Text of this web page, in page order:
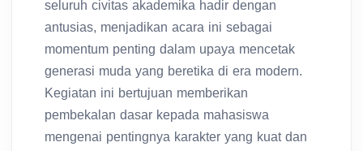
seluruh civitas akademika hadir dengan
antusias, menjadikan acara ini sebagai
momentum penting dalam upaya mencetak
generasi muda yang beretika di era modern.
Kegiatan ini bertujuan memberikan
pembekalan dasar kepada mahasiswa
mengenai pentingnya karakter yang kuat dan